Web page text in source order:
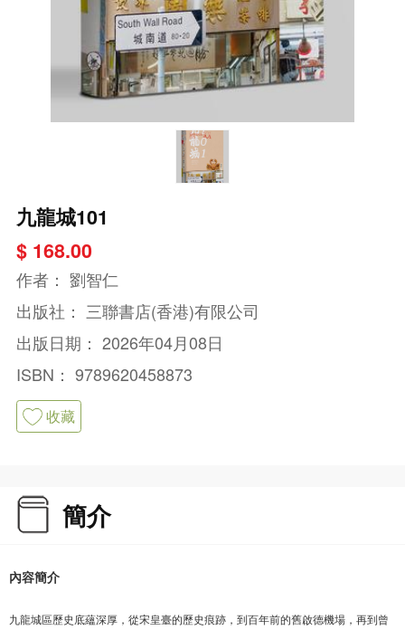
九龍城101
$ 168.00
作者： 劉智仁
出版社： 三聯書店(香港)有限公司
出版日期： 2026年04月08日
ISBN： 9789620458873
收藏
簡介
內容簡介
九龍城區歷史底蘊深厚，從宋皇臺的歷史痕跡，到百年前的舊啟德機場，再到曾